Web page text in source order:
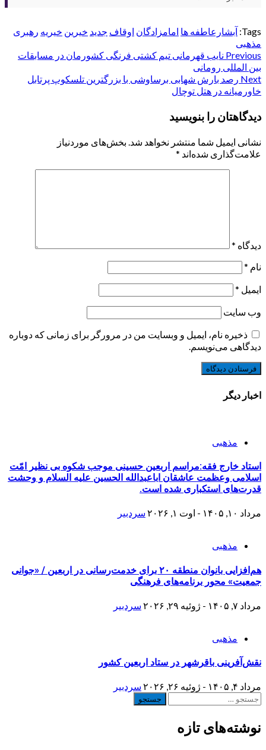
Tags: آبشارعاطفه ها امامزادگان اوقاف جدید خیرین خیریه رهبری
مذهبی
Post
navigation
Previous نایب قهرمانی تیم کشتی فرنگی کشورمان در مسابقات
بین المللی رومانی
Next رصد بارش شهابی برساوشی با بزرگترین تلسکوپ پرتابل
خاورمیانه در هتل توچال
دیدگاهتان را بنویسید
نشانی ایمیل شما منتشر نخواهد شد. بخش‌های موردنیاز
علامت‌گذاری شده‌اند *
دیدگاه *
نام *
ایمیل *
وب‌ سایت
ذخیره نام، ایمیل و وبسایت من در مرورگر برای زمانی که دوباره
دیدگاهی می‌نویسم.
اخبار دیگر
مذهبی
استاد خارج فقه:مراسم اربعین حسینی موجب شکوه بی نظیر امّت
اسلامی وعظمت عاشقان اباعبدالله الحسین علیه السلام و وحشت
قدرت‌های استکباری شده است.
مرداد ۱۰, ۱۴۰۵ - اوت ۱, ۲۰۲۶ سردبیر
مذهبی
هم‌افزایی بانوان منطقه ۲۰ برای خدمت‌رسانی در اربعین / «جوانی
جمعیت» محور برنامه‌های فرهنگی
مرداد ۷, ۱۴۰۵ - ژوئیه ۲۹, ۲۰۲۶ سردبیر
مذهبی
نقش‌آفرینی باقرشهر در ستاد اربعین کشور
مرداد ۴, ۱۴۰۵ - ژوئیه ۲۶, ۲۰۲۶
سردبیر
جستجو
نوشته‌های تازه